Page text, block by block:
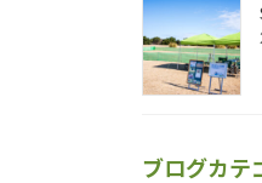
ブログカテ